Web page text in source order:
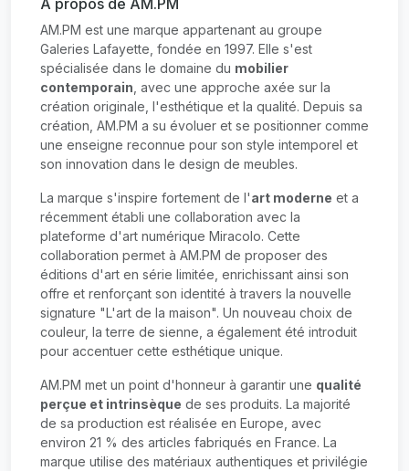
A propos de AM.PM
AM.PM est une marque appartenant au groupe
Galeries Lafayette, fondée en 1997. Elle s'est
spécialisée dans le domaine du mobilier
contemporain, avec une approche axée sur la
création originale, l'esthétique et la qualité. Depuis sa
création, AM.PM a su évoluer et se positionner comme
une enseigne reconnue pour son style intemporel et
son innovation dans le design de meubles.
La marque s'inspire fortement de l'art moderne et a
récemment établi une collaboration avec la
plateforme d'art numérique Miracolo. Cette
collaboration permet à AM.PM de proposer des
éditions d'art en série limitée, enrichissant ainsi son
offre et renforçant son identité à travers la nouvelle
signature "L'art de la maison". Un nouveau choix de
couleur, la terre de sienne, a également été introduit
pour accentuer cette esthétique unique.
AM.PM met un point d'honneur à garantir une qualité
perçue et intrinsèque de ses produits. La majorité
de sa production est réalisée en Europe, avec
environ 21 % des articles fabriqués en France. La
marque utilise des matériaux authentiques et privilégie